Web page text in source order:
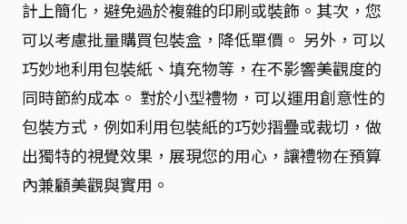
計上簡化，避免過於複雜的印刷或裝飾。其次，您
可以考慮批量購買包裝盒，降低單價。 另外，可以
巧妙地利用包裝紙、填充物等，在不影響美觀度的
同時節約成本。 對於小型禮物，可以運用創意性的
包裝方式，例如利用包裝紙的巧妙摺疊或裁切，做
出獨特的視覺效果，展現您的用心，讓禮物在預算
內兼顧美觀與實用。